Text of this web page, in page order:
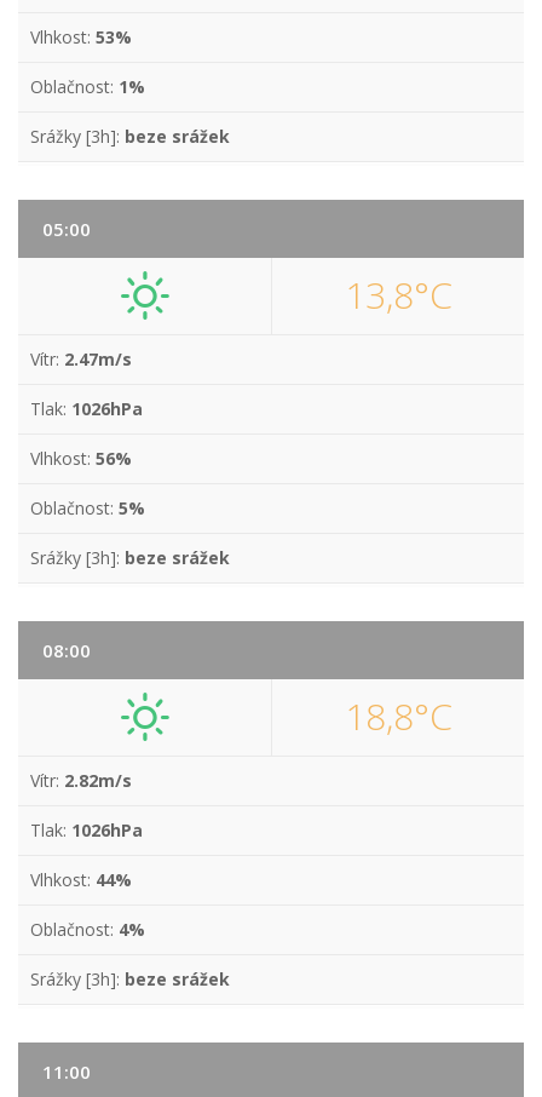
Vlhkost: 53%
Oblačnost: 1%
Srážky [3h]: beze srážek
05:00
13,8°C
Vítr: 2.47m/s
Tlak: 1026hPa
Vlhkost: 56%
Oblačnost: 5%
Srážky [3h]: beze srážek
08:00
18,8°C
Vítr: 2.82m/s
Tlak: 1026hPa
Vlhkost: 44%
Oblačnost: 4%
Srážky [3h]: beze srážek
11:00